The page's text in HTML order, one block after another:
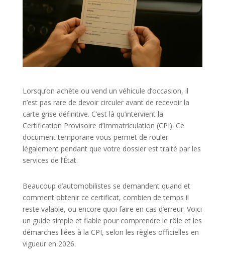
Lorsqu’on achète ou vend un véhicule d’occasion, il
n’est pas rare de devoir circuler avant de recevoir la
carte grise définitive. C’est là qu’intervient la
Certification Provisoire d’Immatriculation (CPI). Ce
document temporaire vous permet de rouler
légalement pendant que votre dossier est traité par les
services de l’État.
Beaucoup d’automobilistes se demandent quand et
comment obtenir ce certificat, combien de temps il
reste valable, ou encore quoi faire en cas d’erreur. Voici
un guide simple et fiable pour comprendre le rôle et les
démarches liées à la CPI, selon les règles officielles en
vigueur en 2026.